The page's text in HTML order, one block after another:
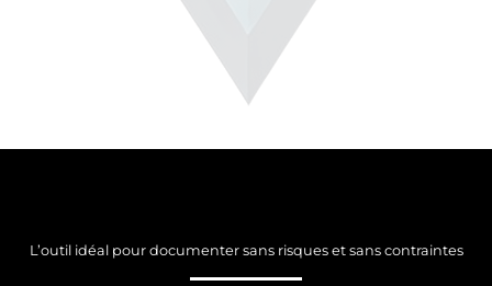
L’outil idéal pour documenter sans risques et sans contraintes